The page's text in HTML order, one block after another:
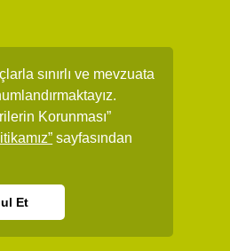
sınırlı ve mevzuata
Korunması”
sayfasından
Et